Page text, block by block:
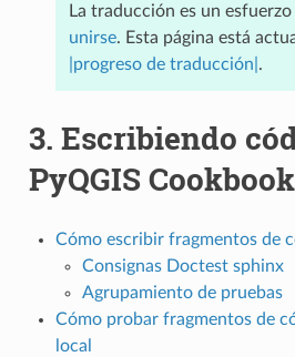
La traducción es un
unirse. Esta página está
|progreso de traducción| .
3. Escribiendo
PyQGIS Cookbook
Cómo escribir fragmentos de
Consignas Doctest sphinx
Agrupamiento de pruebas
Cómo probar fragmentos de
local